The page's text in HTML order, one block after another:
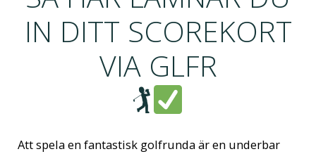
IN DITT SCOREKORT
VIA GLFR
🏌
Att spela en fantastisk golfrunda är en underbar